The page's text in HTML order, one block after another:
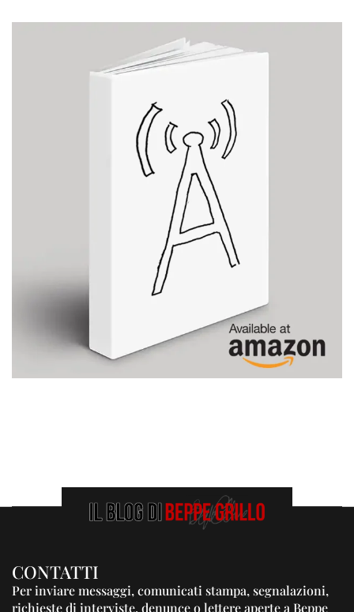
CONTATTI
Per inviare messaggi, comunicati stampa, segnalazioni,
richieste di interviste, denunce o lettere aperte a Beppe